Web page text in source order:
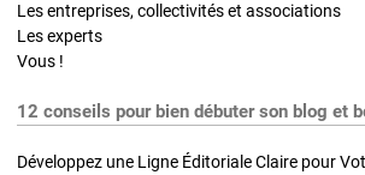
Les entreprises, collectivités et associations
Les experts
Vous !
12 conseils pour bien débuter son blog et
Développez une Ligne Éditoriale Claire pour